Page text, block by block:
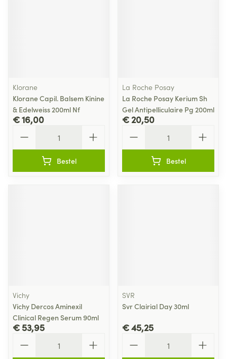
Klorane
Klorane Capil. Balsem Kinine
& Edelweiss 200ml Nf
€ 16,00
Bestel
La Roche Posay
La Roche Posay Kerium Sh
Gel Antipelliculaire Pg 200ml
€ 20,50
Bestel
Vichy
Vichy Dercos Aminexil
Clinical Regen Serum 90ml
€ 53,95
SVR
Svr Clairial Day 30ml
€ 45,25